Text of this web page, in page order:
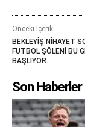
Önceki İçerik
BEKLEYİŞ NİHAYET
FUTBOL ŞÖLENİ BU
BAŞLIYOR.
Son Haberler